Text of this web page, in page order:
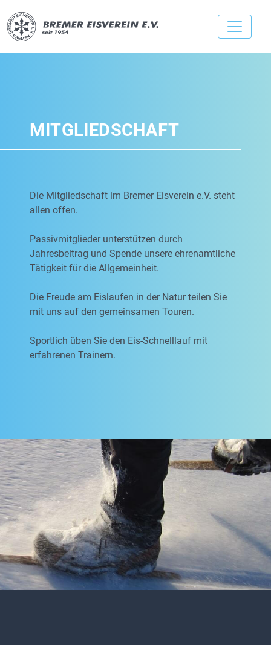
MITGLIEDSCHAFT
Die Mitgliedschaft im Bremer Eisverein e.V. steht
allen offen.
Passivmitglieder unterstützen durch
Jahresbeitrag und Spende unsere ehrenamtliche
Tätigkeit für die Allgemeinheit.
Die Freude am Eislaufen in der Natur teilen Sie
mit uns auf den gemeinsamen Touren.
Sportlich üben Sie den Eis-Schnelllauf mit
erfahrenen Trainern.